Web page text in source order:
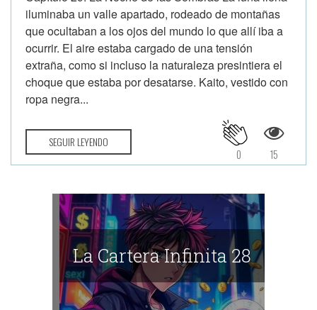
iluminaba un valle apartado, rodeado de montañas
que ocultaban a los ojos del mundo lo que allí iba a
ocurrir. El aire estaba cargado de una tensión
extraña, como si incluso la naturaleza presintiera el
choque que estaba por desatarse. Kaito, vestido con
ropa negra...
SEGUIR LEYENDO
15
0
La Cartera Infinita 28